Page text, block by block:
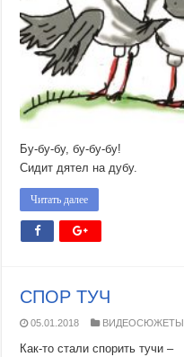
Бу-бу-бу, бу-бу-бу!
Сидит дятел на дубу.
Читать далее
СПОР ТУЧ
05.01.2018 ВИДЕОСЮЖЕТЫ
Как-то стали спорить тучи –